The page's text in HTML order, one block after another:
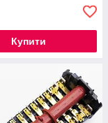
Купити